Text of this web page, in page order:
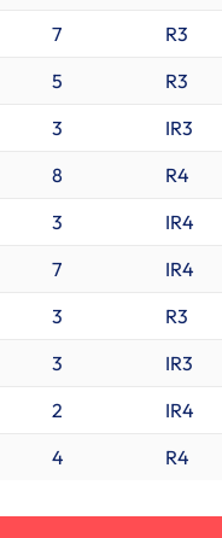
7 R3
5 R3
3 IR3
8 R4
3 IR4
7 IR4
3 R3
3 IR3
2 IR4
4 R4